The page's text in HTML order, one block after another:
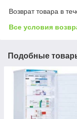
Возврат товара в
Все условия
Подобные